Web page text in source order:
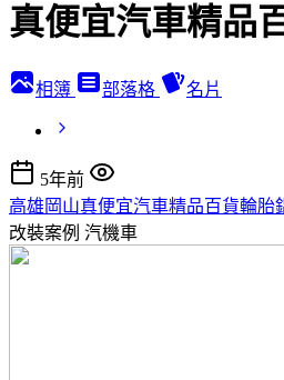
真便宜汽車精品
相簿 部落格 名片
5年前
高雄岡山真便宜汽車精品百貨輪胎
改裝案例 汽機車